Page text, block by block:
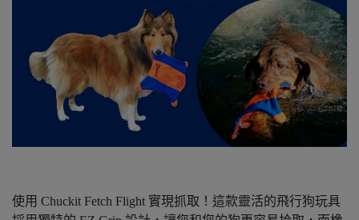
使用 Chuckit Fetch Flight 實現抓取！這款靈活的飛行狗玩具